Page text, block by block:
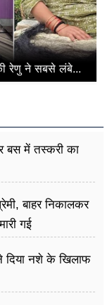
रेणु ने सबसे लंबे...
बस में तस्करी का
बाहर निकालकर
गई
दिया नशे के खिलाफ